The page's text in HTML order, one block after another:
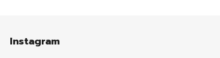
Instagram